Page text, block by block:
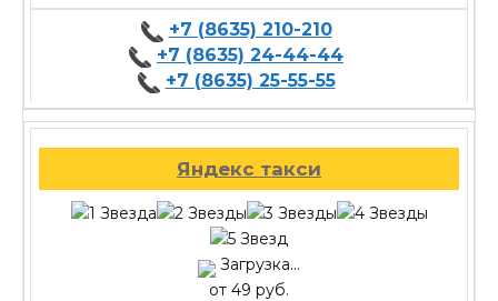
+7 (8635) 210-210
+7 (8635) 24-44-44
+7 (8635) 25-55-55
Яндекс такси
Загрузка...
от 49 руб.